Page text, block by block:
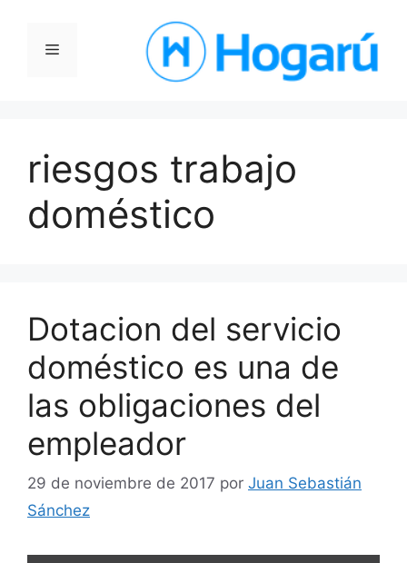
contenidoMenú
riesgos trabajo
doméstico
Dotacion del servicio
doméstico es una de
las obligaciones del
empleador
29 de noviembre de 2017 por Juan Sebastián
Sánchez